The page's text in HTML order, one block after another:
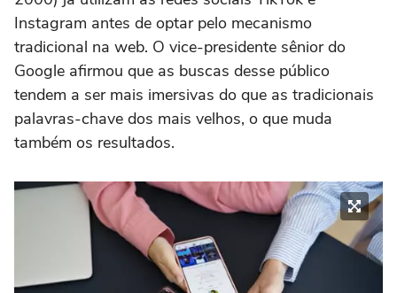
Instagram antes de optar pelo mecanismo
tradicional na web. O vice-presidente sênior do
Google afirmou que as buscas desse público
tendem a ser mais imersivas do que as tradicionais
palavras-chave dos mais velhos, o que muda
também os resultados.